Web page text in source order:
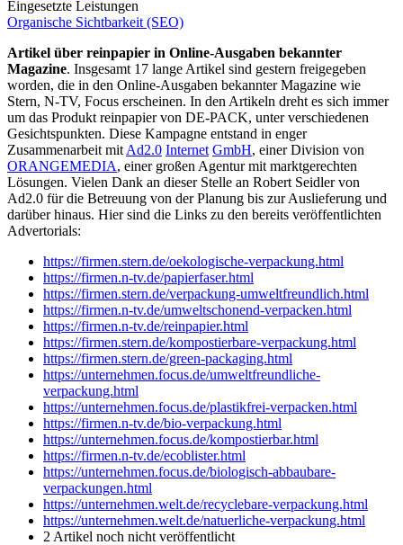
Eingesetzte Leistungen
Organische Sichtbarkeit (SEO)
Artikel über reinpapier in Online-Ausgaben bekannter
Magazine. Insgesamt 17 lange Artikel sind gestern freigegeben
worden, die in den Online-Ausgaben bekannter Magazine wie
Stern, N-TV, Focus erscheinen. In den Artikeln dreht es sich immer
um das Produkt reinpapier von DE-PACK, unter verschiedenen
Gesichtspunkten. Diese Kampagne entstand in enger
Zusammenarbeit mit Ad2.0 Internet GmbH, einer Division von
ORANGEMEDIA, einer großen Agentur mit marktgerechten
Lösungen. Vielen Dank an dieser Stelle an Robert Seidler von
Ad2.0 für die Betreuung von der Planung bis zur Auslieferung und
darüber hinaus. Hier sind die Links zu den bereits veröffentlichten
Advertorials:
https://firmen.stern.de/oekologische-verpackung.html
https://firmen.n-tv.de/papierfaser.html
https://firmen.stern.de/verpackung-umweltfreundlich.html
https://firmen.n-tv.de/umweltschonend-verpacken.html
https://firmen.n-tv.de/reinpapier.html
https://firmen.stern.de/kompostierbare-verpackung.html
https://firmen.stern.de/green-packaging.html
https://unternehmen.focus.de/umweltfreundliche-
verpackung.html
https://unternehmen.focus.de/plastikfrei-verpacken.html
https://firmen.n-tv.de/bio-verpackung.html
https://unternehmen.focus.de/kompostierbar.html
https://firmen.n-tv.de/ecoblister.html
https://unternehmen.focus.de/biologisch-abbaubare-
verpackungen.html
https://unternehmen.welt.de/recyclebare-verpackung.html
https://unternehmen.welt.de/natuerliche-verpackung.html
2 Artikel noch nicht veröffentlicht